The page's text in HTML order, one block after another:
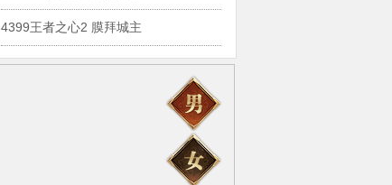
4399王者之心2 膜拜城主